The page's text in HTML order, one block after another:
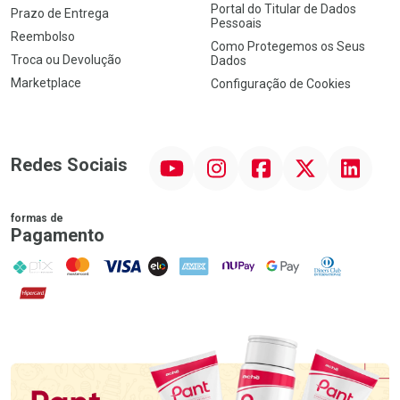
Prazo de Entrega
Reembolso
Troca ou Devolução
Marketplace
Portal do Titular de Dados
Pessoais
Como Protegemos os Seus
Dados
Configuração de Cookies
Redes Sociais InstagramFacebook Linkedin
formas de
Pagamento
PIX MasterCard
VISA ELO AMEX NuPay Google PayDiners Club
Hipercard
Promoção em Destaque